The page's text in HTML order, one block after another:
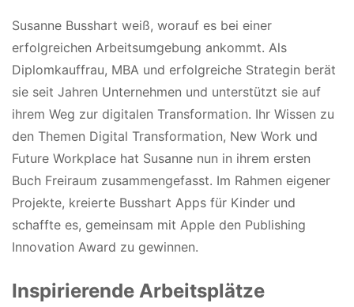
Susanne Busshart weiß, worauf es bei einer
erfolgreichen Arbeitsumgebung ankommt. Als
Diplomkauffrau, MBA und erfolgreiche Strategin berät
sie seit Jahren Unternehmen und unterstützt sie auf
ihrem Weg zur digitalen Transformation. Ihr Wissen zu
den Themen Digital Transformation, New Work und
Future Workplace hat Susanne nun in ihrem ersten
Buch Freiraum zusammengefasst. Im Rahmen eigener
Projekte, kreierte Busshart Apps für Kinder und
schaffte es, gemeinsam mit Apple den Publishing
Innovation Award zu gewinnen.
Inspirierende Arbeitsplätze